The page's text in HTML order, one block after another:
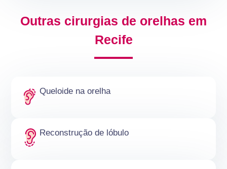
Outras cirurgias de orelhas em
Recife
Queloide na orelha
Reconstrução de lóbulo